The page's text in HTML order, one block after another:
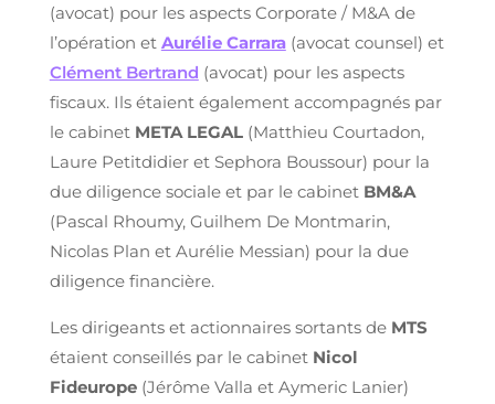
(avocat) pour les aspects Corporate / M&A de
l’opération et Aurélie Carrara(avocat counsel) et
Clément Bertrand (avocat) pour les aspects
fiscaux. Ils étaient également accompagnés par
le cabinet META LEGAL (Matthieu Courtadon,
Laure Petitdidier et Sephora Boussour) pour la
due diligence sociale et par le cabinet BM&A
(Pascal Rhoumy, Guilhem De Montmarin,
Nicolas Plan et Aurélie Messian) pour la due
diligence financière.
Les dirigeants et actionnaires sortants de MTS
étaient conseillés par le cabinet Nicol
Fideurope (Jérôme Valla et Aymeric Lanier)